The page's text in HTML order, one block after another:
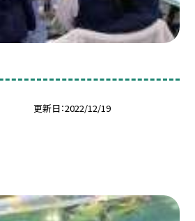
更新日 2022/12/19